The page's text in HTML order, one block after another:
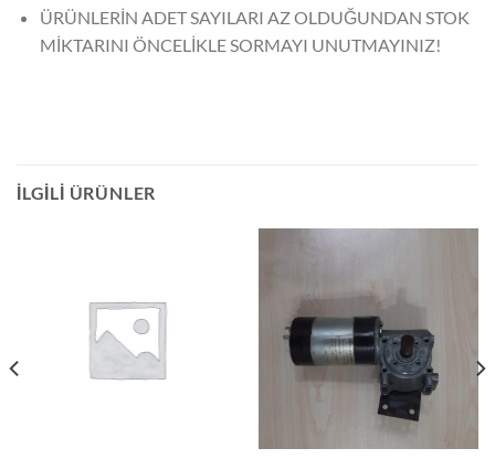
ÜRÜNLERİN ADET SAYILARI AZ OLDUĞUNDAN STOK
MİKTARINI ÖNCELİKLE SORMAYI UNUTMAYINIZ!
İLGILI ÜRÜNLER